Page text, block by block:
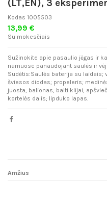
(LT,EN), 3
Kodas 1005503
13,99 €
Su mokesčiais
Sužinokite apie pasaulio jėgas ir
namuose panaudojant saulės ir
Sudėtis:Saulės baterija su
šviesos diodas; propeleris;
juosta; balionas; balti klijai;
kortelės dalis; lipduko lapas.
Amžius